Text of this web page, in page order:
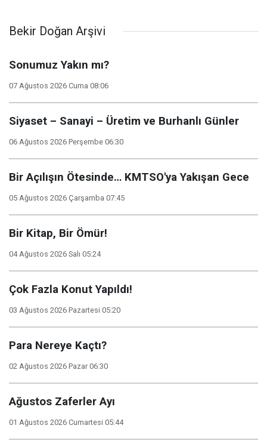
Bekir Doğan Arşivi
Sonumuz Yakın mı?
07 Ağustos 2026 Cuma 08:06
Siyaset – Sanayi – Üretim ve Burhanlı Günler
06 Ağustos 2026 Perşembe 06:30
Bir Açılışın Ötesinde… KMTSO'ya Yakışan Gece
05 Ağustos 2026 Çarşamba 07:45
Bir Kitap, Bir Ömür!
04 Ağustos 2026 Salı 05:24
Çok Fazla Konut Yapıldı!
03 Ağustos 2026 Pazartesi 05:20
Para Nereye Kaçtı?
02 Ağustos 2026 Pazar 06:30
Ağustos Zaferler Ayı
01 Ağustos 2026 Cumartesi 05:44